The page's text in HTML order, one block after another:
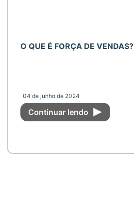
O QUE É FORÇA DE VENDAS?
04 de junho de 2024
Continuar lendo